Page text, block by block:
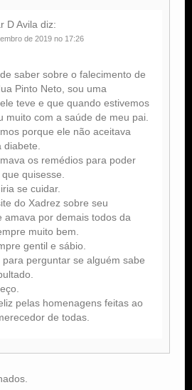
D Avila diz:
de 2019 no 17:26
saber sobre o falecimento de
Pinto Neto, sou uma
teve e que quando estivemos
muito com a saúde de meu pai.
porque ele não aceitava
os remédios para poder
quisesse.
se cuidar.
do Xadrez sobre seu
amava por demais todos da
muito bem.
gentil e sábio.
para perguntar se alguém sabe
pelas homenagens feitas ao
de todas.